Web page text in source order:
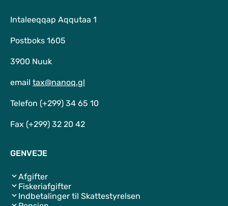
Intaleeqqap Aqqutaa 1
Postboks 1605
3900 Nuuk
email tax@nanoq.gl
Telefon (+299) 34 65 10
Fax (+299) 32 20 42
GENVEJE
Afgifter
Fiskeriafgifter
Indbetalinger til Skattestyrelsen